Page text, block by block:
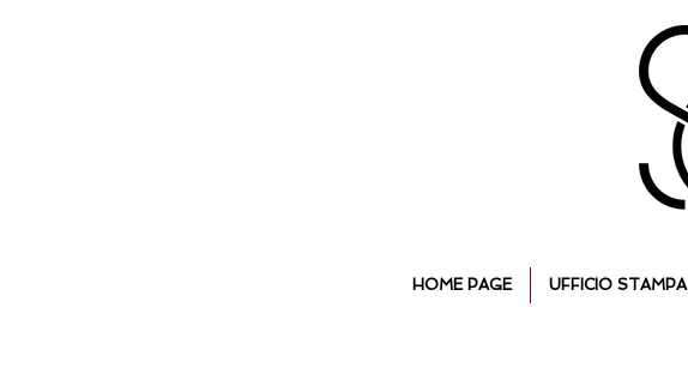
HOME PAGE UFFICIO STAMPA